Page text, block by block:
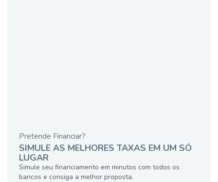
Pretende Financiar?
SIMULE AS MELHORES TAXAS EM UM SÓ
LUGAR
Simule seu financiamento em minutos com todos os
bancos e consiga a melhor proposta.